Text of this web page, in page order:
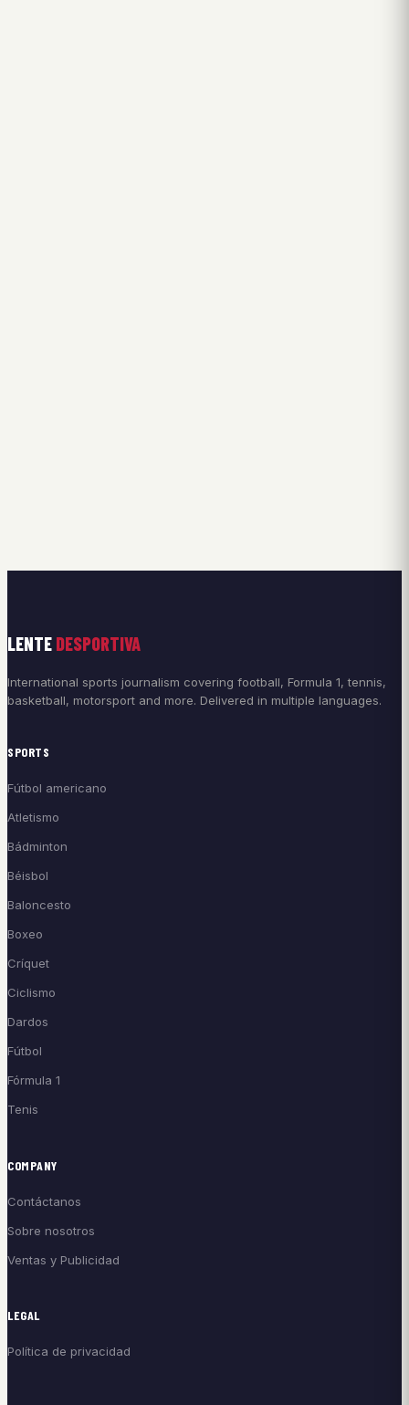
LENTE DESPORTIVA
International sports journalism covering football, Formula 1, tennis,
basketball, motorsport and more. Delivered in multiple languages.
SPORTS
Fútbol americano
Atletismo
Bádminton
Béisbol
Baloncesto
Boxeo
Críquet
Ciclismo
Dardos
Fútbol
Fórmula 1
Tenis
COMPANY
Contáctanos
Sobre nosotros
Ventas y Publicidad
LEGAL
Política de privacidad